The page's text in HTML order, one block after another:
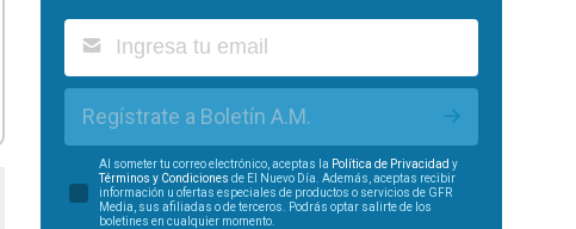
Regístrate a Boletín A.M.
Al someter tu correo electrónico, aceptas la Política de Privacidad y
Términos y Condiciones de El Nuevo Día. Además, aceptas recibir
información u ofertas especiales de productos o servicios de GFR
Media, sus afiliadas o de terceros. Podrás optar salirte de los
boletines en cualquier momento.